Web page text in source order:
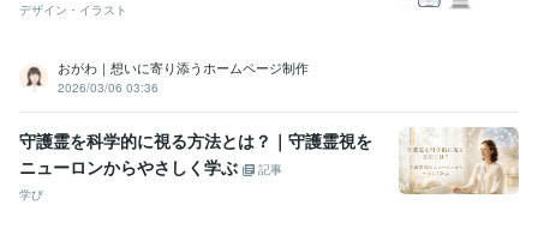
デザイン・イラスト
おがわ｜想いに寄り添うホームページ制作
2026/03/06 03:36
守護霊を科学的に視る方法とは？｜守護霊視を
ニューロンからやさしく学ぶ
記事
学び